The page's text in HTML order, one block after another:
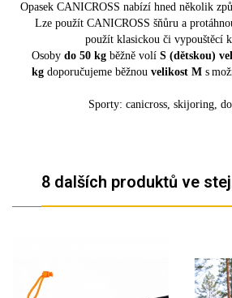
Opasek CANICROSS nabízí hned několik
Lze použít CANICROSS šňůru a
použít klasickou či vypouštěcí
Osoby do 50 kgběžně volíS (dětskou)
kgdoporučujeme běžnou velikost Ms
Sporty: canicross, skijoring,
8 dalších produktů ve